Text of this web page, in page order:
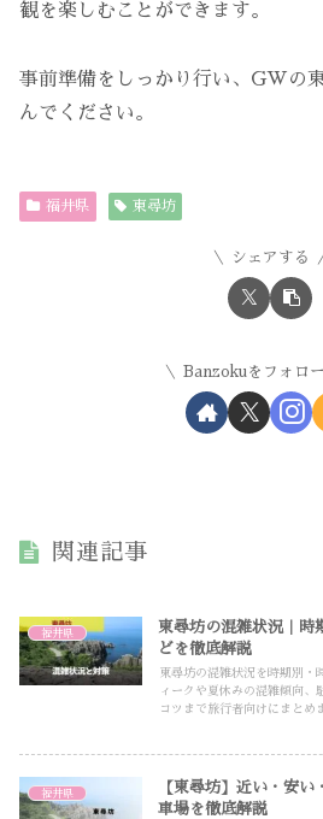
観を楽しむことができます。
事前準備をしっかり行い、GWの
んでください。
福井県 東尋坊
シェアする
Banzokuをフォロ
関連記事
福井県
東尋坊の混雑状況｜時
どを徹底解説
東尋坊の混雑状況を時期別・
ィークや夏休みの混雑傾向、
コツまで旅行者向けにまとめ
福井県
【東尋坊】近い・安
車場を徹底解説